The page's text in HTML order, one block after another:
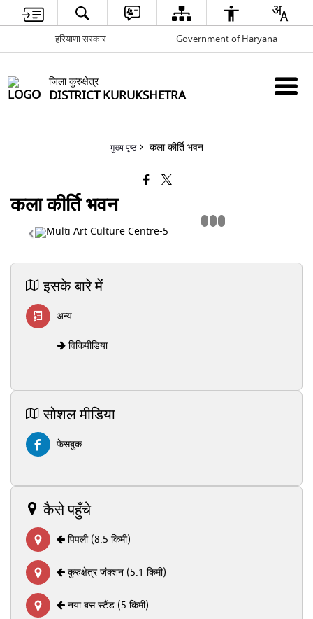
हरियाणा सरकार Government of Haryana
जिला कुरुक्षेत्र
DISTRICT KURUKSHETRA
मुख्य पृष्ठ कला कीर्ति भवन
कला कीर्ति भवन
इसके बारे में
अन्य
विकिपीडिया
सोशल मीडिया
फेसबुक
कैसे पहुँचे
पिपली (8.5 किमी)
कुरुक्षेत्र जंक्शन (5.1 किमी)
नया बस स्टैंड (5 किमी)